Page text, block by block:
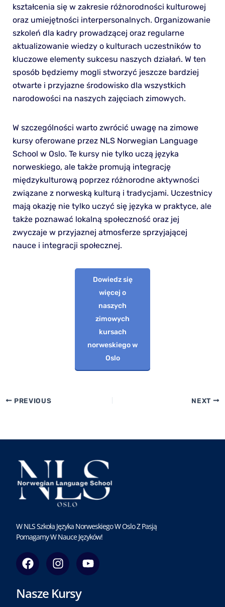
kształcenia się w zakresie różnorodności kulturowej
oraz umiejętności interpersonalnych. Organizowanie
szkoleń dla kadry prowadzącej oraz regularne
aktualizowanie wiedzy o kulturach uczestników to
kluczowe elementy sukcesu naszych działań. W ten
sposób będziemy mogli stworzyć jeszcze bardziej
otwarte i przyjazne środowisko dla wszystkich
narodowości na naszych zajęciach zimowych.
W szczególności warto zwrócić uwagę na zimowe
kursy oferowane przez NLS Norwegian Language
School w Oslo. Te kursy nie tylko uczą języka
norweskiego, ale także promują integrację
międzykulturową poprzez różnorodne aktywności
związane z norweską kulturą i tradycjami. Uczestnicy
mają okazję nie tylko uczyć się języka w praktyce, ale
także poznawać lokalną społeczność oraz jej
zwyczaje w przyjaznej atmosferze sprzyjającej
nauce i integracji społecznej.
Dowiedz się
więcej o
naszych
zimowych
kursach
norweskiego w
Oslo
PREVIOUS NEXT
W NLS Szkoła Języka Norweskiego W Oslo Z Pasją
Pomagamy W Nauce Języków!
F
a
c
e
I
n
s
t
Y
o
u
Nasze Kursy